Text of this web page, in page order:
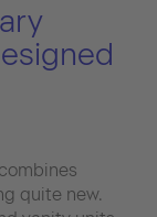
quite new.